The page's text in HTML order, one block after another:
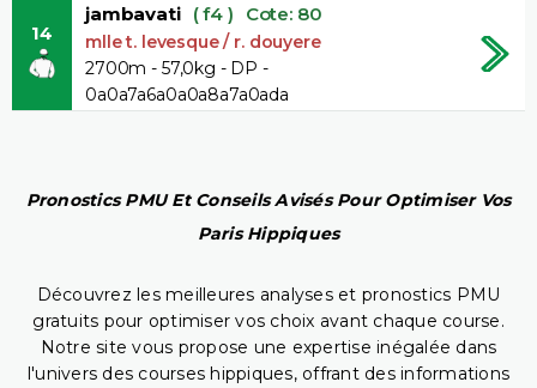
14
jambavati ( f4 ) Cote: 80
mlle t. levesque / r. douyere
2700m - 57,0kg - DP -
0a0a7a6a0a0a8a7a0ada
Pronostics PMU Et Conseils Avisés Pour Optimiser Vos
Paris Hippiques
Découvrez les meilleures analyses et pronostics PMU
gratuits pour optimiser vos choix avant chaque course.
Notre site vous propose une expertise inégalée dans
l'univers des courses hippiques, offrant des informations